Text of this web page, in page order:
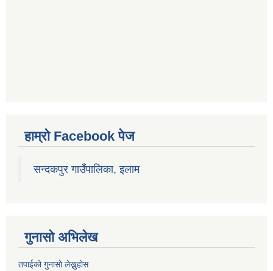
हाम्रो Facebook पेज
सन्दकपुर गाउँपालिका, इलाम
गुनासो अभिलेख
तपाईको गुनासो लेख्नुहोस